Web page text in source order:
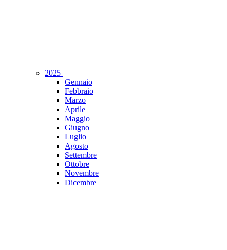
2025
Gennaio
Febbraio
Marzo
Aprile
Maggio
Giugno
Luglio
Agosto
Settembre
Ottobre
Novembre
Dicembre